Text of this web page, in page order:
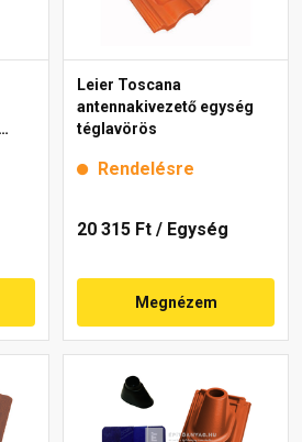
Leier Toscana
antennakivezető egység
téglavörös
Rendelésre
20 315 Ft / Egység
Megnézem